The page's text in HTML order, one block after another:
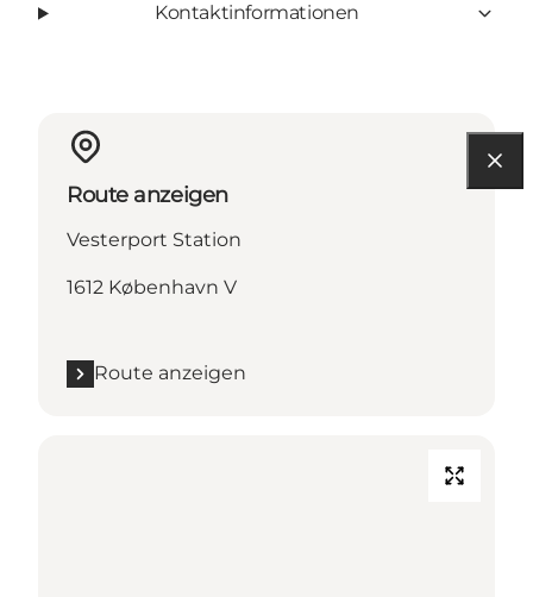
Kontaktinformationen
Route anzeigen
Vesterport Station
1612 København V
Route anzeigen